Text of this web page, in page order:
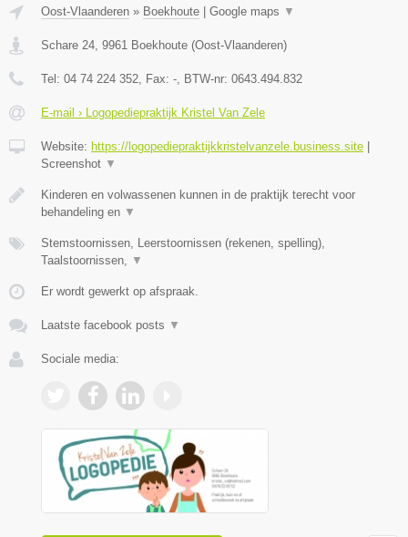
Oost-Vlaanderen » Boekhoute Google maps ▼
Schare 24, 9961 Boekhoute (Oost-Vlaanderen)
Tel: 04 74 224 352, Fax: -, BTW-nr: 0643.494.832
E-mail › Logopediepraktijk Kristel Van Zele
Website: https://logopediepraktijkkristelvanzele.business.site
Screenshot ▼
Kinderen en volwassenen kunnen in de praktijk terecht voor
behandeling en ▼
Stemstoornissen, Leerstoornissen (rekenen, spelling),
Taalstoornissen, ▼
Er wordt gewerkt op afspraak.
Laatste facebook posts ▼
Sociale media: